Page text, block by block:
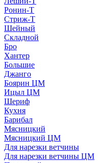
Ронин-Т
Стриж-Т
Шейный
Складной
Бро
Хантер
Большие
Джанго
Боярин ЦМ
Ицыл ЦМ
Шериф
Кухня
Барибал
Мясницкий
Мясницкий ЦМ
Для нарезки ветчины
Для нарезки ветчины ЦМ